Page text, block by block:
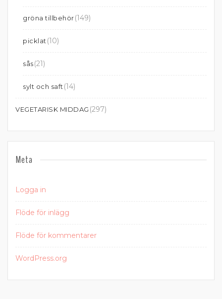
gröna tillbehör(149)
picklat (10)
sås(21)
sylt och saft (14)
VEGETARISK MIDDAG (297)
Meta
Logga in
Flöde för inlägg
Flöde för kommentarer
WordPress.org